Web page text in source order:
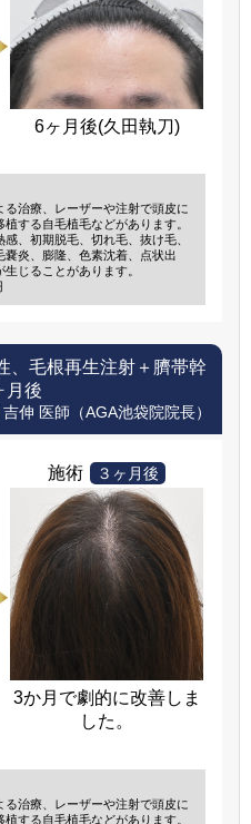
6ヶ月後(久田執刀)
る治療、レーザーや注射で頭皮に
する自毛植毛などがあります。
感、初期脱毛、切れ毛、抜け毛、
炎、膨隆、色素沈着、点状出
じることがあります。
、毛根再生注射＋臍帯幹
月後
伸 医師（AGA池袋院院長）
施術 ３ヶ月後
3か月で劇的に改善しま
した。
る治療、レーザーや注射で頭皮に
する自毛植毛などがあります。